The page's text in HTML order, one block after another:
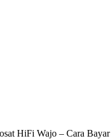
HiFi Wajo – Cara